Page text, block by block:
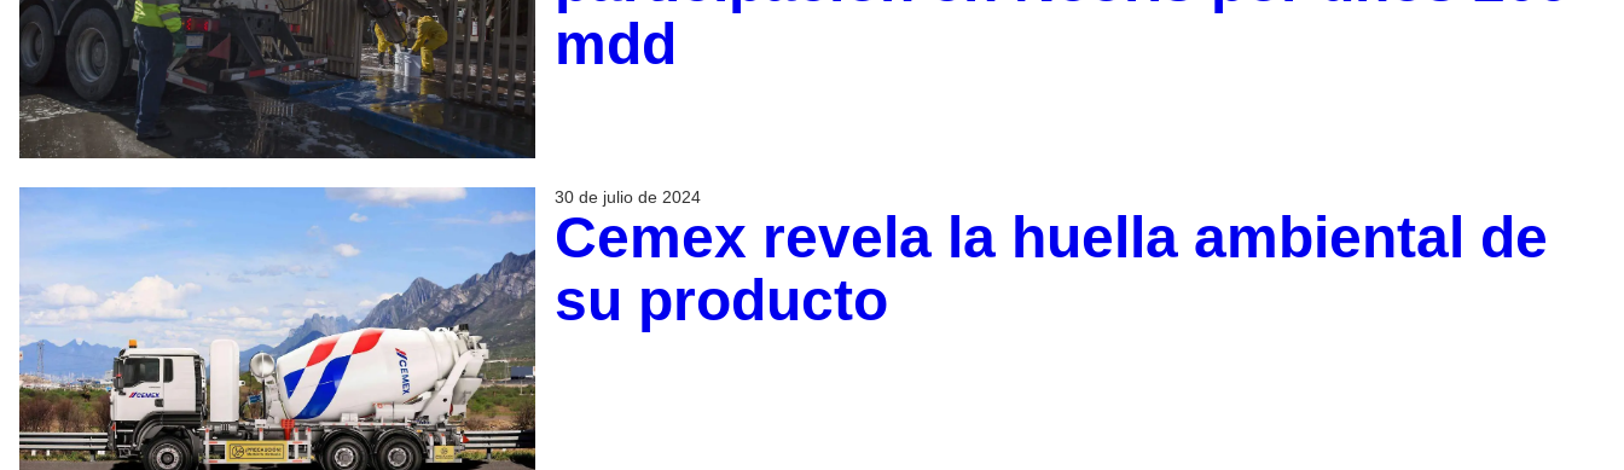
mdd
30 de julio de 2024
Cemex revela la huella ambiental de
su producto